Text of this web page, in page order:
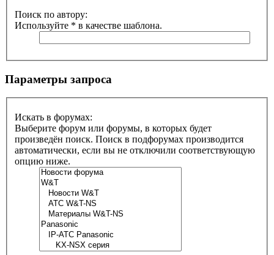
Поиск по автору:
Используйте * в качестве шаблона.
Параметры запроса
Искать в форумах:
Выберите форум или форумы, в которых будет
произведён поиск. Поиск в подфорумах производится
автоматически, если вы не отключили соответствующую
опцию ниже.